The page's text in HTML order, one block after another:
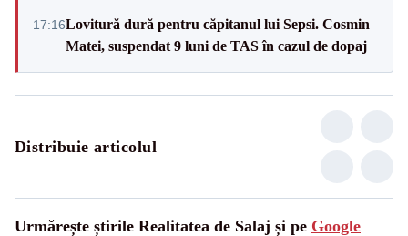
17:16Lovitură dură pentru căpitanul lui Sepsi. Cosmin
Matei, suspendat 9 luni de TAS în cazul de dopaj
Distribuie articolul
Urmărește știrile Realitatea de Salaj și pe Google